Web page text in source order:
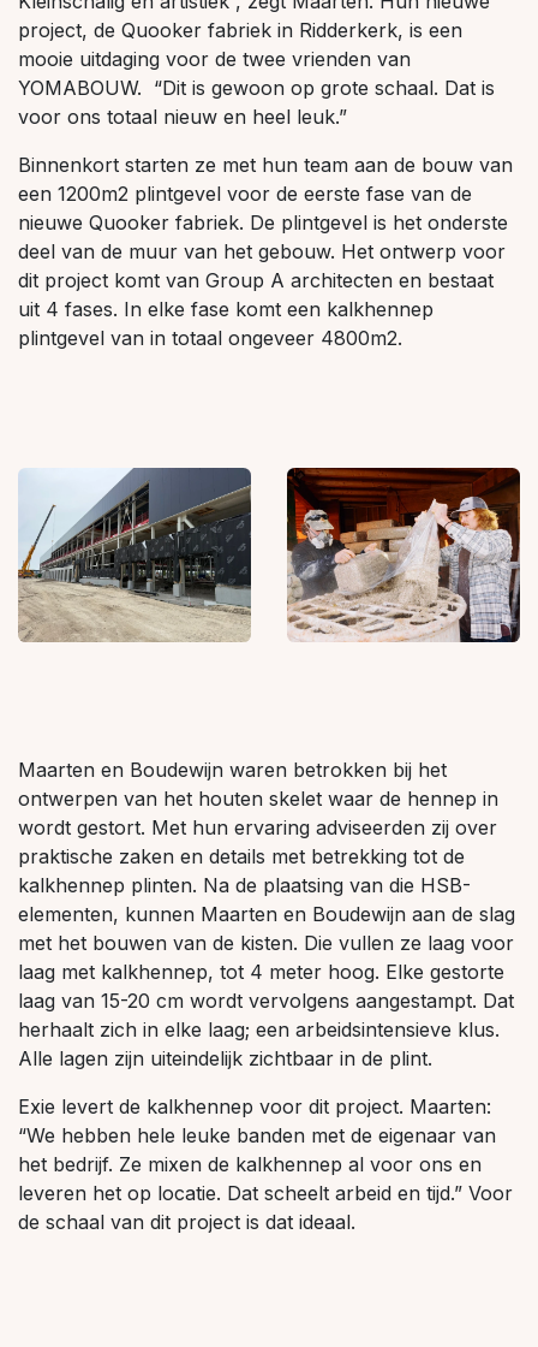
project, de Quooker fabriek in Ridderkerk, is een
mooie uitdaging voor de twee vrienden van
YOMABOUW. “Dit is gewoon op grote schaal. Dat is
voor ons totaal nieuw en heel leuk.”
Binnenkort starten ze met hun team aan de bouw van
een 1200m2 plintgevel voor de eerste fase van de
nieuwe Quooker fabriek. De plintgevel is het onderste
deel van de muur van het gebouw. Het ontwerp voor
dit project komt van Group A architecten en bestaat
uit 4 fases. In elke fase komt een kalkhennep
plintgevel van in totaal ongeveer 4800m2.
Maarten en Boudewijn waren betrokken bij het
ontwerpen van het houten skelet waar de hennep in
wordt gestort. Met hun ervaring adviseerden zij over
praktische zaken en details met betrekking tot de
kalkhennep plinten. Na de plaatsing van die HSB-
elementen, kunnen Maarten en Boudewijn aan de slag
met het bouwen van de kisten. Die vullen ze laag voor
laag met kalkhennep, tot 4 meter hoog. Elke gestorte
laag van 15-20 cm wordt vervolgens aangestampt. Dat
herhaalt zich in elke laag; een arbeidsintensieve klus.
Alle lagen zijn uiteindelijk zichtbaar in de plint.
Exie levert de kalkhennep voor dit project. Maarten:
“We hebben hele leuke banden met de eigenaar van
het bedrijf. Ze mixen de kalkhennep al voor ons en
leveren het op locatie. Dat scheelt arbeid en tijd.” Voor
de schaal van dit project is dat ideaal.